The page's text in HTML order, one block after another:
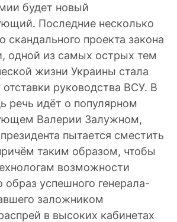
будет новый
Последние несколько
скандального проекта закона
одной из самых острых тем
жизни Украины стала
отставки руководства ВСУ. В
речь идёт о популярном
Валерии Залужном,
пытается сместить
таким образом, чтобы
возможности
образ успешного генерала-
заложником
в высоких кабинетах